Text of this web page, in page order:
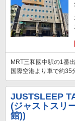
MRT三和國中駅の1番
国際空港より車で約35
JUSTSLEEP
(ジャストスリ
館))